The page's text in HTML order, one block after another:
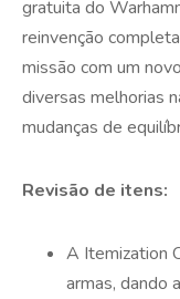
gratuita do
reinvenção
missão com um
diversas melhorias
mudanças de
Revisão de itens:
A Itemization
armas, dando